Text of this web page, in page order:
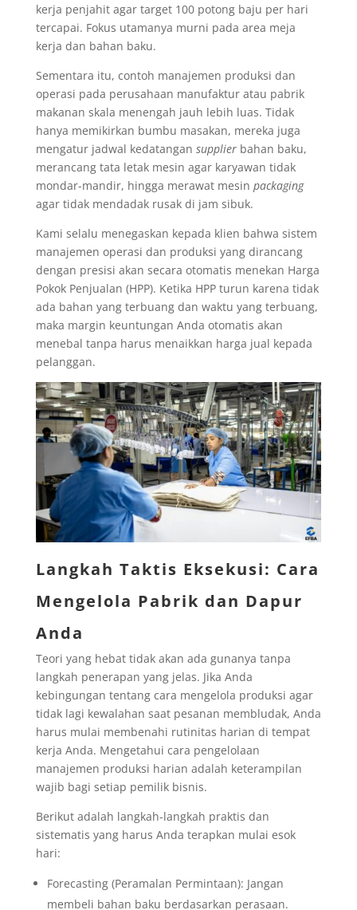
kerja penjahit agar target 100 potong baju per hari
tercapai. Fokus utamanya murni pada area meja
kerja dan bahan baku.
Sementara itu, contoh manajemen produksi dan
operasi pada perusahaan manufaktur atau pabrik
makanan skala menengah jauh lebih luas. Tidak
hanya memikirkan bumbu masakan, mereka juga
mengatur jadwal kedatangan supplierbahan baku,
merancang tata letak mesin agar karyawan tidak
mondar-mandir, hingga merawat mesin packaging
agar tidak mendadak rusak di jam sibuk.
Kami selalu menegaskan kepada klien bahwa sistem
manajemen operasi dan produksi yang dirancang
dengan presisi akan secara otomatis menekan Harga
Pokok Penjualan (HPP). Ketika HPP turun karena tidak
ada bahan yang terbuang dan waktu yang terbuang,
maka margin keuntungan Anda otomatis akan
menebal tanpa harus menaikkan harga jual kepada
pelanggan.
Langkah Taktis Eksekusi: Cara
Mengelola Pabrik dan Dapur
Anda
Teori yang hebat tidak akan ada gunanya tanpa
langkah penerapan yang jelas. Jika Anda
kebingungan tentang cara mengelola produksi agar
tidak lagi kewalahan saat pesanan membludak, Anda
harus mulai membenahi rutinitas harian di tempat
kerja Anda. Mengetahui cara pengelolaan
manajemen produksi harian adalah keterampilan
wajib bagi setiap pemilik bisnis.
Berikut adalah langkah-langkah praktis dan
sistematis yang harus Anda terapkan mulai esok
hari:
Forecasting (Peramalan Permintaan): Jangan
membeli bahan baku berdasarkan perasaan.